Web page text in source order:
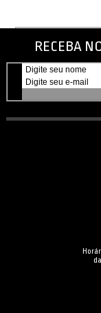
RECEBA